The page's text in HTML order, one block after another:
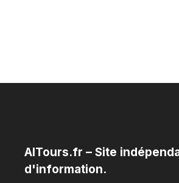
AITours.fr – Site
d'information.